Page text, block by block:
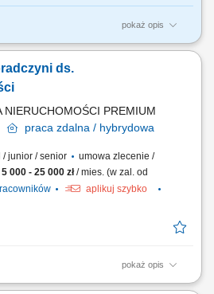
pokaż opis
odpowiedzialny(-a) za: Prowadzenie
operatów szacunkowych;
posiedzenie Zarządu i projektów uchwał
ds.
NIERUCHOMOŚCI PREMIUM
praca zdalna / hybrydowa
/ junior / senior
umowa zlecenie /
5 000 - 25 000 zł/ mies. (w zal. od
aplikuj szybko
pokaż opis
w zakresie sprzedaży, zakupu oraz